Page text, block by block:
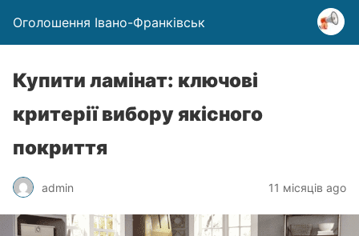
Оголошення Івано-Франківськ
Купити ламінат: ключові
критерії вибору якісного
покриття
admin 11 місяців ago